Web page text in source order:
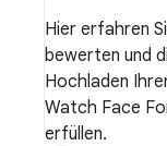
Hier erfahren
bewerten und
Hochladen
Watch Face
erfüllen.